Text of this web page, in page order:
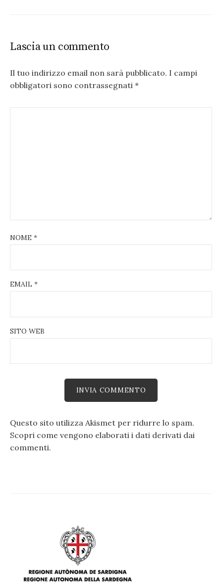
Lascia un commento
Il tuo indirizzo email non sarà pubblicato. I campi
obbligatori sono contrassegnati *
NOME *
EMAIL *
SITO WEB
Questo sito utilizza Akismet per ridurre lo spam.
Scopri come vengono elaborati i dati derivati dai
commenti.